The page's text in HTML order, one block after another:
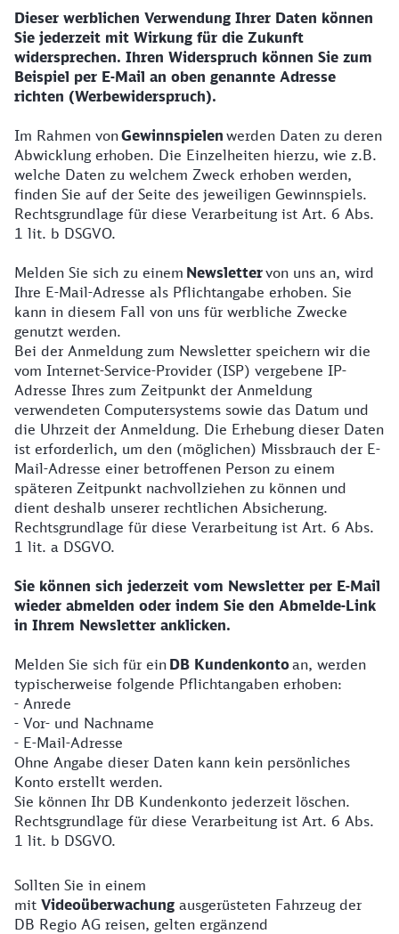
Dieser werblichen Verwendung Ihrer Daten können
Sie jederzeit mit Wirkung für die Zukunft
widersprechen. Ihren Widerspruch können Sie zum
Beispiel per E-Mail an oben genannte Adresse
richten (Werbewiderspruch).
Im Rahmen vonGewinnspielen werden Daten zu deren
Abwicklung erhoben. Die Einzelheiten hierzu, wie z.B.
welche Daten zu welchem Zweck erhoben werden,
finden Sie auf der Seite des jeweiligen Gewinnspiels.
Rechtsgrundlage für diese Verarbeitung ist Art. 6 Abs.
1 lit. b DSGVO.
Melden Sie sich zu einem Newslettervon uns an, wird
Ihre E-Mail-Adresse als Pflichtangabe erhoben. Sie
kann in diesem Fall von uns für werbliche Zwecke
genutzt werden.
Bei der Anmeldung zum Newsletter speichern wir die
vom Internet-Service-Provider (ISP) vergebene IP-
Adresse Ihres zum Zeitpunkt der Anmeldung
verwendeten Computersystems sowie das Datum und
die Uhrzeit der Anmeldung. Die Erhebung dieser Daten
ist erforderlich, um den (möglichen) Missbrauch der E-
Mail-Adresse einer betroffenen Person zu einem
späteren Zeitpunkt nachvollziehen zu können und
dient deshalb unserer rechtlichen Absicherung.
Rechtsgrundlage für diese Verarbeitung ist Art. 6 Abs.
1 lit. a DSGVO.
Sie können sich jederzeit vom Newsletter per E-Mail
wieder abmelden oder indem Sie den Abmelde-Link
in Ihrem Newsletter anklicken.
Melden Sie sich für ein DB Kundenkontoan, werden
typischerweise folgende Pflichtangaben erhoben:
- Anrede
- Vor- und Nachname
- E-Mail-Adresse
Ohne Angabe dieser Daten kann kein persönliches
Konto erstellt werden.
Sie können Ihr DB Kundenkonto jederzeit löschen.
Rechtsgrundlage für diese Verarbeitung ist Art. 6 Abs.
1 lit. b DSGVO.
Weitere Hinweise
Sollten Sie in einem
mit Videoüberwachung ausgerüsteten Fahrzeug der
DB Regio AG reisen, gelten ergänzend